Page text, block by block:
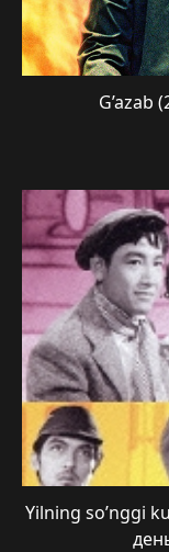
G’azab
Yilning so’nggi